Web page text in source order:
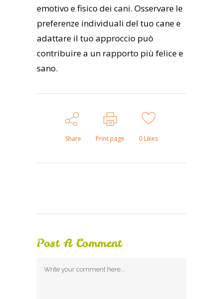
emotivo e fisico dei cani. Osservare le
preferenze individuali del tuo cane e
adattare il tuo approccio può
contribuire a un rapporto più felice e
sano.
Share Print page 0 Likes
Post A Comment